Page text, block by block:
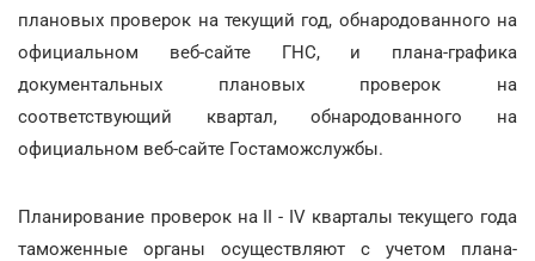
плановых проверок на текущий год, обнародованного на
официальном веб-сайте ГНС, и плана-графика
документальных плановых проверок на
соответствующий квартал, обнародованного на
официальном веб-сайте Гостаможслужбы.
Планирование проверок на II - IV кварталы текущего года
таможенные органы осуществляют с учетом плана-